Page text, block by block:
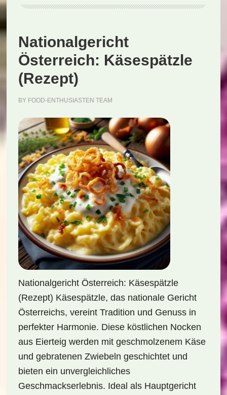
Nationalgericht
Österreich: Käsespätzle
(Rezept)
BY FOOD-ENTHUSIASTEN TEAM
Nationalgericht Österreich: Käsespätzle
(Rezept) Käsespätzle, das nationale Gericht
Österreichs, vereint Tradition und Genuss in
perfekter Harmonie. Diese köstlichen Nocken
aus Eierteig werden mit geschmolzenem Käse
und gebratenen Zwiebeln geschichtet und
bieten ein unvergleichliches
Geschmackserlebnis. Ideal als Hauptgericht